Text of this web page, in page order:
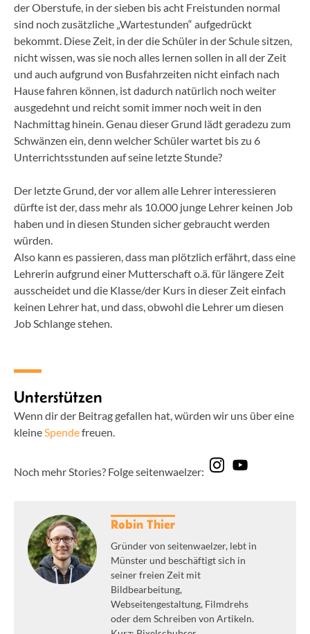
der Oberstufe, in der sieben bis acht Freistunden normal
sind noch zusätzliche „Wartestunden“ aufgedrückt
bekommt. Diese Zeit, in der die Schüler in der Schule sitzen,
nicht wissen, was sie noch alles lernen sollen in all der Zeit
und auch aufgrund von Busfahrzeiten nicht einfach nach
Hause fahren können, ist dadurch natürlich noch weiter
ausgedehnt und reicht somit immer noch weit in den
Nachmittag hinein. Genau dieser Grund lädt geradezu zum
Schwänzen ein, denn welcher Schüler wartet bis zu 6
Unterrichtsstunden auf seine letzte Stunde?
Der letzte Grund, der vor allem alle Lehrer interessieren
dürfte ist der, dass mehr als 10.000 junge Lehrer keinen Job
haben und in diesen Stunden sicher gebraucht werden
würden.
Also kann es passieren, dass man plötzlich erfährt, dass eine
Lehrerin aufgrund einer Mutterschaft o.ä. für längere Zeit
ausscheidet und die Klasse/der Kurs in dieser Zeit einfach
keinen Lehrer hat, und dass, obwohl die Lehrer um diesen
Job Schlange stehen.
Unterstützen
Wenn dir der Beitrag gefallen hat, würden wir uns über eine
kleineSpendefreuen.
Noch mehr Stories? Folge seitenwaelzer:
Robin Thier
Gründer von seitenwaelzer, lebt in
Münster und beschäftigt sich in
seiner freien Zeit mit
Bildbearbeitung,
Webseitengestaltung, Filmdrehs
oder dem Schreiben von Artikeln.